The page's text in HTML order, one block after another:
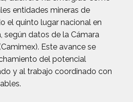
entidades mineras de
el quinto lugar nacional en
según datos de la Cámara
Este avance se
del potencial
y al trabajo coordinado con